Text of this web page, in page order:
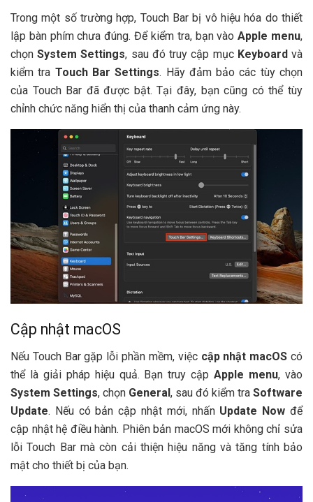
Trong một số trường hợp, Touch Bar bị vô hiệu hóa do thiết
lập bàn phím chưa đúng. Để kiểm tra, bạn vàoApple menu,
chọnSystem Settings, sau đó truy cập mục Keyboardvà
kiểm tra Touch Bar Settings. Hãy đảm bảo các tùy chọn
của Touch Bar đã được bật. Tại đây, bạn cũng có thể tùy
chỉnh chức năng hiển thị của thanh cảm ứng này.
Cập nhật macOS
Nếu Touch Bar gặp lỗi phần mềm, việc cập nhật macOS có
thể là giải pháp hiệu quả. Bạn truy cậpApple menu, vào
System Settings, chọn General, sau đó kiểm tra Software
Update. Nếu có bản cập nhật mới, nhấn Update Now để
cập nhật hệ điều hành. Phiên bản macOS mới không chỉ sửa
lỗi Touch Bar mà còn cải thiện hiệu năng và tăng tính bảo
mật cho thiết bị của bạn.